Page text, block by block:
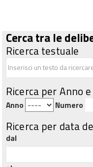
Cerca tra le
Ricerca testuale
Ricerca per Anno
Anno Numero
Ricerca per data
dal